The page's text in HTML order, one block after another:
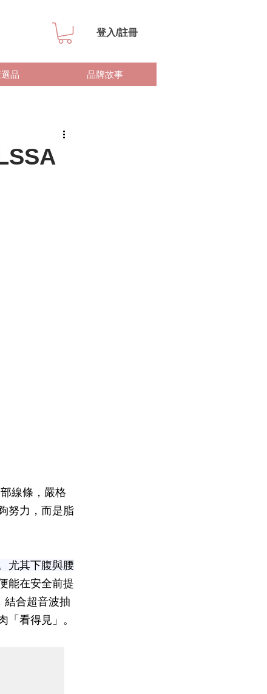
登入/註冊
品 品牌故事
線條，嚴格
努力，而是脂
尤其下腹與腰
能在安全前提
結合超音波抽
「看得見」。